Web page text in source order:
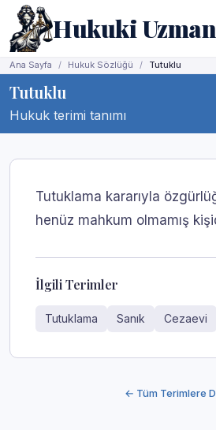
Hukuki Uzman
Ana Sayfa Hukuk Sözlüğü Tutuklu
Tutuklu
Hukuk terimi tanımı
Tutuklama kararıyla
henüz mahkum olmamış
İlgili Terimler
Tutuklama Sanık Cezaevi
← Tüm Terimlere